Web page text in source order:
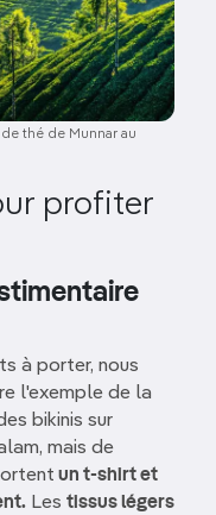
thé de Munnar au
profiter
à porter, nous
l'exemple de la
bikinis sur
mais de
un t-shirt et
Les tissus légers